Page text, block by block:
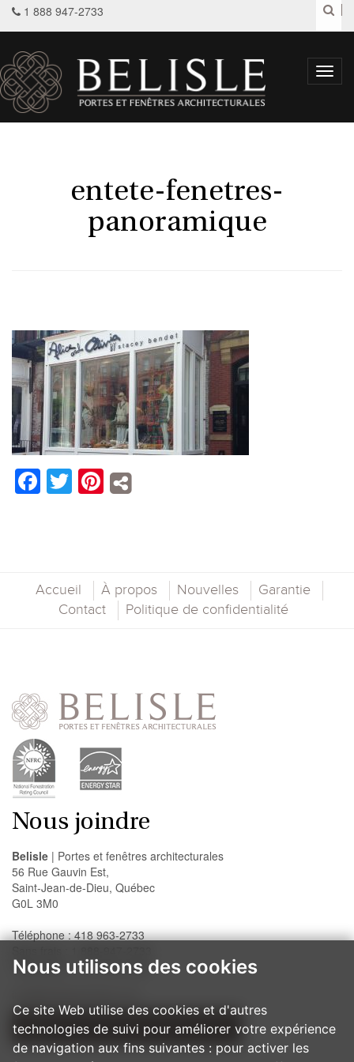
Nous utilisons des cookies
Ce site Web utilise des cookies et d'autres
technologies de suivi pour améliorer votre expérience
de navigation aux fins suivantes : pour activer les
1 888 947-2733
entete-fenetres-
panoramique
Facebook
TwitterPinterest
Accueil À propos Nouvelles
Garantie
Contact
Politique de confidentialité
Nous joindre
Belisle | Portes et fenêtres architecturales
56 Rue Gauvin Est,
Saint-Jean-de-Dieu, Québec
G0L 3M0
Téléphone : 418 963-2733
Télécopieur : 418 963-2200
NOS PROCÉDURES D'INSTALLATION